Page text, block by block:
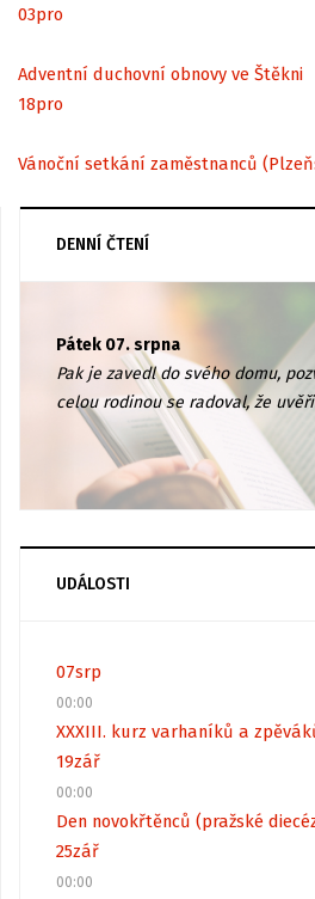
03pro
Adventní duchovní obnovy ve Štěkni
18pro
Vánoční setkání zaměstnanců
DENNÍ ČTENÍ
Pátek 07. srpna
Pak je zavedl do svého domu,
celou rodinou se radoval, že
UDÁLOSTI
07srp
00:00
XXXIII. kurz varhaníků a
19zář
00:00
Den novokřtěnců (pražské
25zář
00:00